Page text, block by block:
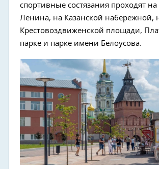
спортивные состязания проходят
Ленина, на Казанской набережной,
Крестовоздвиженской площади,
парке и парке имени Белоусова.